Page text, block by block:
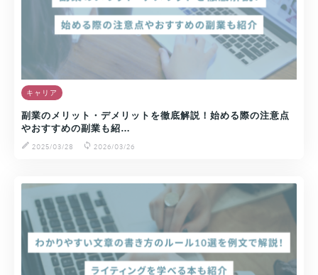
キャリア
副業のメリット・デメリットを徹底解説！始める際の注意点
やおすすめの副業も紹…
2025/03/28
2026/03/26